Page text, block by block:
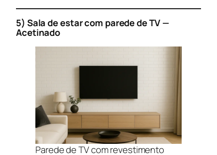
5) Sala de estar com parede de TV —
Acetinado
Parede de TV com revestimento